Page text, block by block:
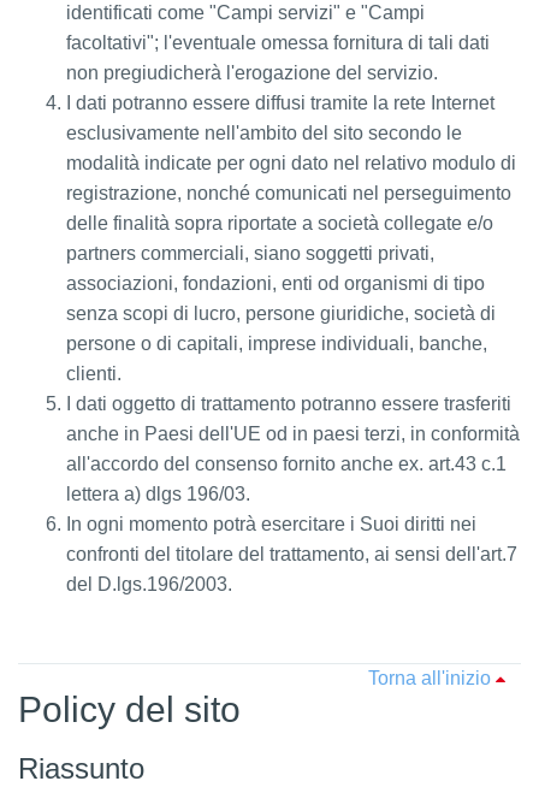
identificati come "Campi servizi" e "Campi
facoltativi"; l'eventuale omessa fornitura di tali dati
non pregiudicherà l'erogazione del servizio.
I dati potranno essere diffusi tramite la rete Internet
esclusivamente nell'ambito del sito secondo le
modalità indicate per ogni dato nel relativo modulo di
registrazione, nonché comunicati nel perseguimento
delle finalità sopra riportate a società collegate e/o
partners commerciali, siano soggetti privati,
associazioni, fondazioni, enti od organismi di tipo
senza scopi di lucro, persone giuridiche, società di
persone o di capitali, imprese individuali, banche,
clienti.
I dati oggetto di trattamento potranno essere trasferiti
anche in Paesi dell'UE od in paesi terzi, in conformità
all'accordo del consenso fornito anche ex. art.43 c.1
lettera a) dlgs 196/03.
In ogni momento potrà esercitare i Suoi diritti nei
confronti del titolare del trattamento, ai sensi dell'art.7
del D.lgs.196/2003.
Torna all'inizio
Policy del sito
Riassunto